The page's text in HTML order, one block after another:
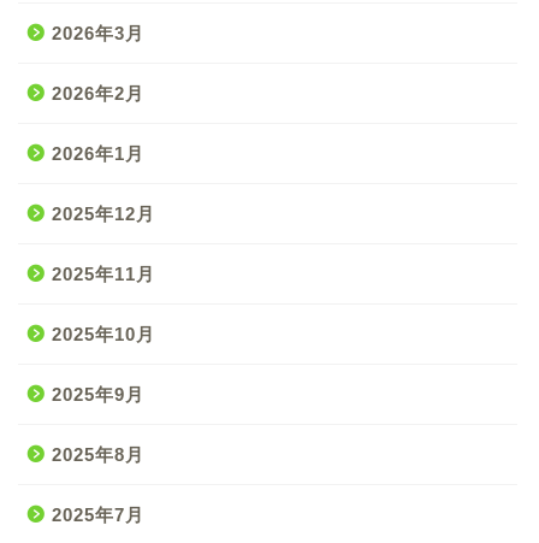
2026年3月
2026年2月
2026年1月
2025年12月
2025年11月
2025年10月
2025年9月
2025年8月
2025年7月